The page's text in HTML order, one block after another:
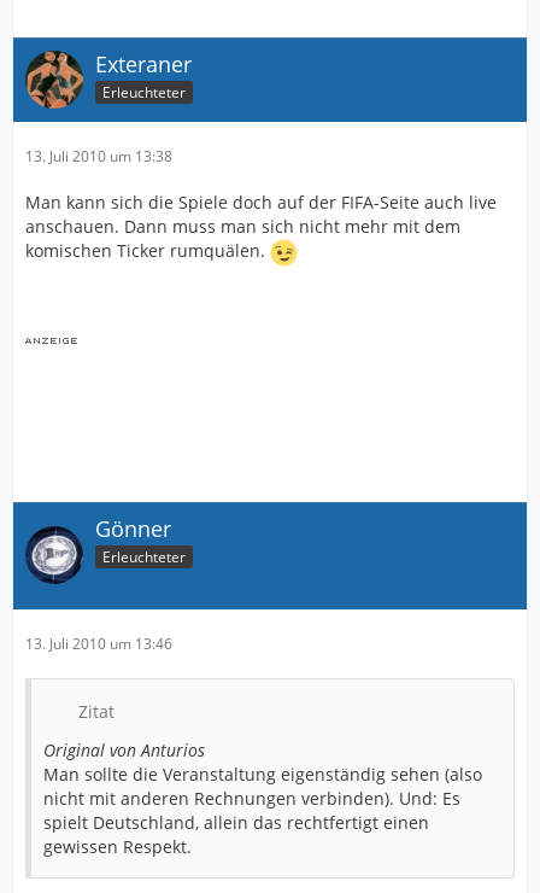
Exteraner
Erleuchteter
13. Juli 2010 um 13:38
Man kann sich die Spiele doch auf der FIFA-Seite auch live
anschauen. Dann muss man sich nicht mehr mit dem
komischen Ticker rumquälen.
Gönner
Erleuchteter
13. Juli 2010 um 13:46
Zitat
Original von Anturios
Man sollte die Veranstaltung eigenständig sehen (also
nicht mit anderen Rechnungen verbinden). Und: Es
spielt Deutschland, allein das rechtfertigt einen
gewissen Respekt.